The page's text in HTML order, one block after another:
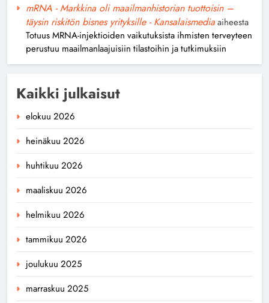
mRNA - Markkina oli maailmanhistorian tuottoisin –
täysin riskitön bisnes yrityksille - Kansalaismediaaiheesta
Totuus MRNA-injektioiden vaikutuksista ihmisten terveyteen
perustuu maailmanlaajuisiin tilastoihin ja tutkimuksiin
Kaikki julkaisut
elokuu 2026
heinäkuu 2026
huhtikuu 2026
maaliskuu 2026
helmikuu 2026
tammikuu 2026
joulukuu 2025
marraskuu 2025